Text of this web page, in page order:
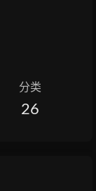
分类
26